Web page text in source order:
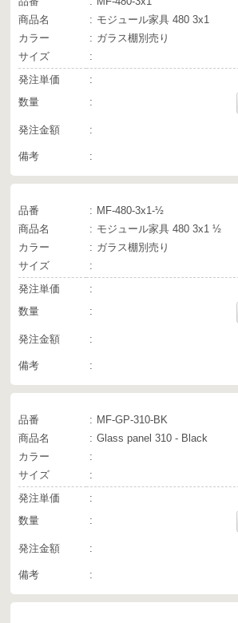
商品名
モジュール家具 480 3x1
カラー
ガラス棚別売り
サイズ
発注単価
数量
発注金額
備考
品番
MF-480-3x1-½
商品名
モジュール家具 480 3x1 ½
カラー
ガラス棚別売り
サイズ
発注単価
数量
発注金額
備考
品番
MF-GP-310-BK
商品名
Glass panel 310 - Black
カラー
サイズ
発注単価
数量
発注金額
備考